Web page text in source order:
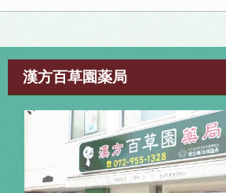
漢方百草園薬局